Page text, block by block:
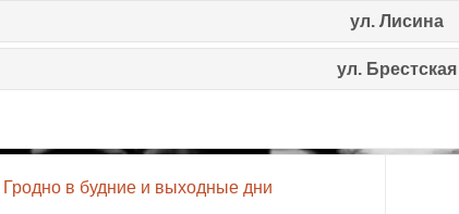
ул. Лисина
ул. Брестская
в будние и выходные дни